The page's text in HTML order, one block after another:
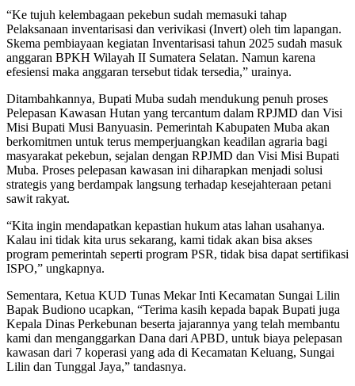
“Ke tujuh kelembagaan pekebun sudah memasuki tahap
Pelaksanaan inventarisasi dan verivikasi (Invert) oleh tim lapangan.
Skema pembiayaan kegiatan Inventarisasi tahun 2025 sudah masuk
anggaran BPKH Wilayah II Sumatera Selatan. Namun karena
efesiensi maka anggaran tersebut tidak tersedia,” urainya.
Ditambahkannya, Bupati Muba sudah mendukung penuh proses
Pelepasan Kawasan Hutan yang tercantum dalam RPJMD dan Visi
Misi Bupati Musi Banyuasin. Pemerintah Kabupaten Muba akan
berkomitmen untuk terus memperjuangkan keadilan agraria bagi
masyarakat pekebun, sejalan dengan RPJMD dan Visi Misi Bupati
Muba. Proses pelepasan kawasan ini diharapkan menjadi solusi
strategis yang berdampak langsung terhadap kesejahteraan petani
sawit rakyat.
“Kita ingin mendapatkan kepastian hukum atas lahan usahanya.
Kalau ini tidak kita urus sekarang, kami tidak akan bisa akses
program pemerintah seperti program PSR, tidak bisa dapat sertifikasi
ISPO,” ungkapnya.
Sementara, Ketua KUD Tunas Mekar Inti Kecamatan Sungai Lilin
Bapak Budiono ucapkan, “Terima kasih kepada bapak Bupati juga
Kepala Dinas Perkebunan beserta jajarannya yang telah membantu
kami dan menganggarkan Dana dari APBD, untuk biaya pelepasan
kawasan dari 7 koperasi yang ada di Kecamatan Keluang, Sungai
Lilin dan Tunggal Jaya,” tandasnya.